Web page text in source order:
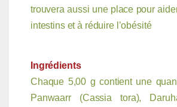
trouvera aussi une place pour
intestins et à réduire l’obésité
Ingrédients
Chaque 5,00 g contient une
Panwaarr (Cassia tora),